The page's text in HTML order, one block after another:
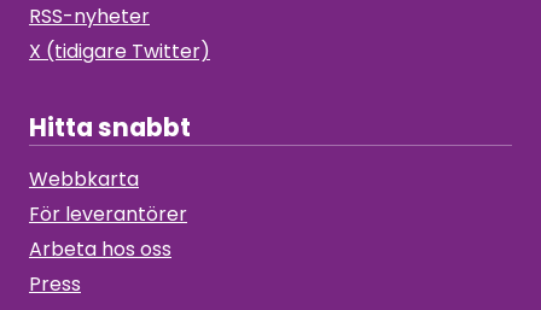
RSS-nyheter
X (tidigare Twitter)
Hitta snabbt
Webbkarta
För leverantörer
Arbeta hos oss
Press